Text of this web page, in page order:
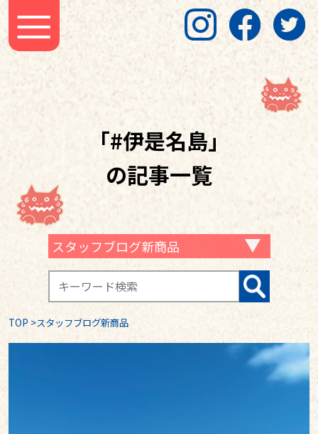
「#伊是名島」
の記事一覧
スタッフブログ新商品
TOP >スタッフブログ新商品